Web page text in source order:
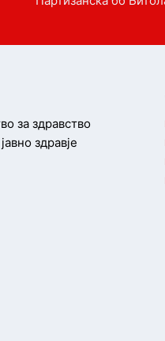
за здравство
здравје